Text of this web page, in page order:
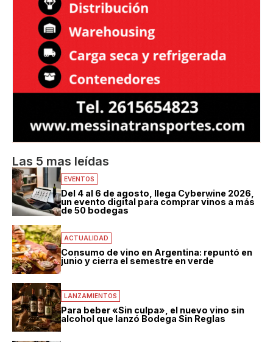
Las 5 mas leídas
EVENTOS
Del 4 al 6 de agosto, llega Cyberwine 2026,
un evento digital para comprar vinos a más
de 50 bodegas
ACTUALIDAD
Consumo de vino en Argentina: repuntó en
junio y cierra el semestre en verde
LANZAMIENTOS
Para beber «Sin culpa», el nuevo vino sin
alcohol que lanzó Bodega Sin Reglas